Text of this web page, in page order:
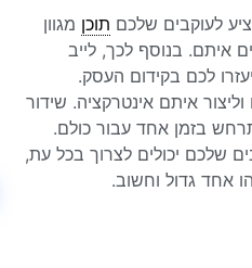
לעוקבים שלכם תוכן מגוון
איתם. בנוסף לכך, לייב
לכם בקידום העסק.
איתם אינטרקציה. שידור
בזמן אחד עבור כולם.
שלכם יכולים לצרוך בכל עת,
אחד גדול וחשוב.